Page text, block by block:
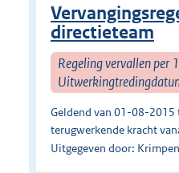
directieteam
Regeling vervallen
Geldend van 01-08-
terugwerkende kracht
Uitgegeven door: